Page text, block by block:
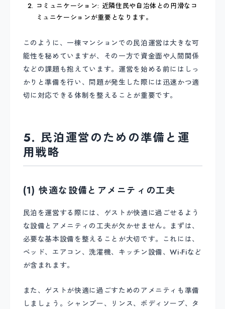
コミュニケーション: 近隣住民や自治体との円滑なコ
ミュニケーションが重要となります。
このように、一棟マンションでの民泊運営は大きな可
能性を秘めていますが、その一方で資金面や人間関係
などの課題も抱えています。運営を始める前にはしっ
かりと準備を行い、問題が発生した際には迅速かつ適
切に対応できる体制を整えることが重要です。
5. 民泊運営のための準備と運
用戦略
(1) 快適な設備とアメニティの工夫
民泊を運営する際には、ゲストが快適に過ごせるよう
な設備とアメニティの工夫が欠かせません。まずは、
必要な基本設備を整えることが大切です。これには、
ベッド、エアコン、洗濯機、キッチン設備、Wi-Fiなど
が含まれます。
また、ゲストが快適に過ごすためのアメニティも準備
しましょう。シャンプー、リンス、ボディソープ、タ